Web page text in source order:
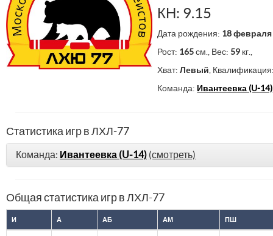
КН: 9.15
Дата рождения: 18 февраля
Рост: 165см., Вес:59 кг.,
Хват:Левый ,
Команда: Ивантеевка (U-14)
Статистика игр в ЛХЛ-77
Команда: Ивантеевка (U-14) (смотреть)
Общая статистика игр в ЛХЛ-77
И А АБ АМ ПШ